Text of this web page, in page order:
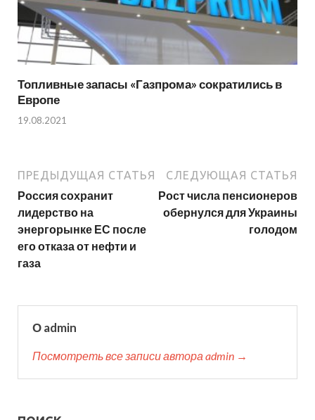
Топливные запасы «Газпрома» сократились в
Европе
19.08.2021
ПРЕДЫДУЩАЯ СТАТЬЯ
Россия сохранит
лидерство на
энергорынке ЕС после
его отказа от нефти и
газа
СЛЕДУЮЩАЯ СТАТЬЯ
Рост числа пенсионеров
обернулся для Украины
голодом
О admin
Посмотреть все записи автора admin →